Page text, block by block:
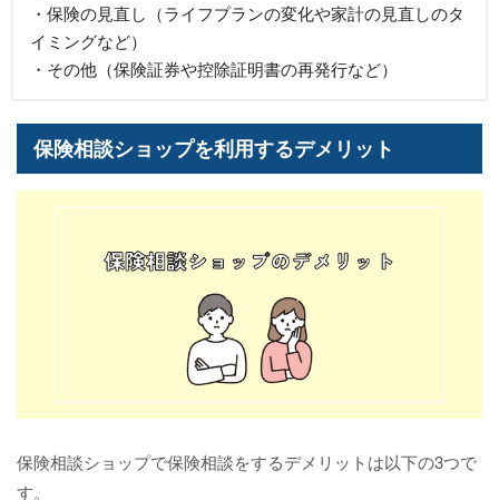
・保険の見直し（ライフプランの変化や家計の見直しのタ
イミングなど）
・その他（保険証券や控除証明書の再発行など）
保険相談ショップを利用するデメリット
保険相談ショップで保険相談をするデメリットは以下の3つで
す。